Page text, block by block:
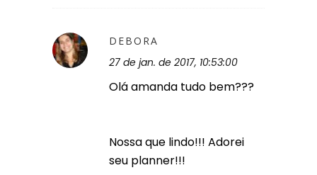
DEBORA
27 de jan. de 2017, 10:53:00
Olá amanda tudo bem???
Nossa que lindo!!! Adorei
seu planner!!!